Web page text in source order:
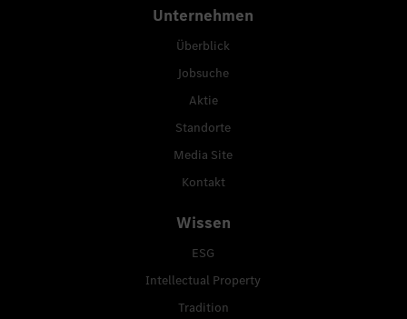
Unternehmen
Überblick
Jobsuche
Aktie
Standorte
Media Site
Kontakt
Wissen
ESG
Intellectual Property
Tradition